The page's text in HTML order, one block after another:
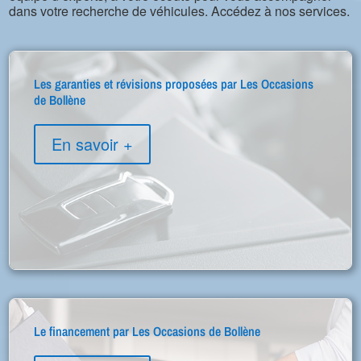
dans votre recherche de véhicules. Accédez à nos services.
Les garanties et révisions proposées par Les Occasions
de Bollène
En savoir +
Le financement par Les Occasions de Bollène